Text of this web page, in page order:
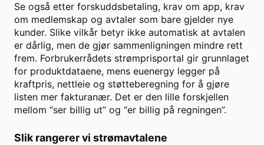
Se også etter forskuddsbetaling, krav om app, krav
om medlemskap og avtaler som bare gjelder nye
kunder. Slike vilkår betyr ikke automatisk at avtalen
er dårlig, men de gjør sammenligningen mindre rett
frem. Forbrukerrådets strømprisportal gir grunnlaget
for produktdataene, mens euenergy legger på
kraftpris, nettleie og støtteberegning for å gjøre
listen mer fakturanær. Det er den lille forskjellen
mellom “ser billig ut” og “er billig på regningen”.
Slik rangerer vi strømavtalene